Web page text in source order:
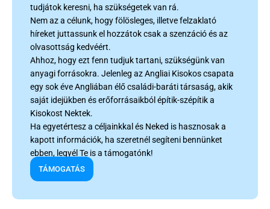
tudjátok keresni, ha szükségetek van rá.
Nem az a célunk, hogy fölösleges, illetve felzaklató
híreket juttassunk el hozzátok csak a szenzáció és az
olvasottság kedvéért.
Ahhoz, hogy ezt fenn tudjuk tartani, szükségünk van
anyagi forrásokra. Jelenleg az Angliai Kisokos csapata
egy sok éve Angliában élő családi-baráti társaság, akik
saját idejükben és erőforrásaikból építik-szépítik a
Kisokost Nektek.
Ha egyetértesz a céljainkkal és Neked is hasznosak a
kapott információk, ha szeretnél segíteni bennünket
ebben, legyél Te is a támogatónk!
TÁMOGATÁS